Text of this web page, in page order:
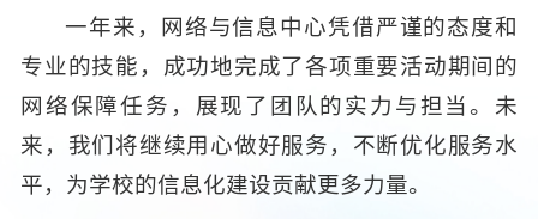
一年来，网络与信息中心凭借严谨的态度和
专业的技能，成功地完成了各项重要活动期间的
网络保障任务，展现了团队的实力与担当。未
来，我们将继续用心做好服务，不断优化服务水
平，为学校的信息化建设贡献更多力量。